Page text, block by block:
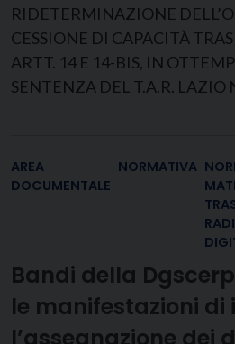
RIDETERMINAZIONE
CESSIONE DI CAPACITÀ
ARTT. 14 E 14-BIS, IN
SENTENZA DEL T.A.R. LAZIO
AREA
DOCUMENTALE
NORMATIVA
Bandi della
le manifestazioni di